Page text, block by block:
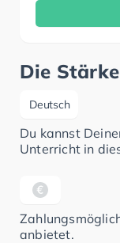
Die
Deutsch
Du kannst
Unterricht in
anbietet.